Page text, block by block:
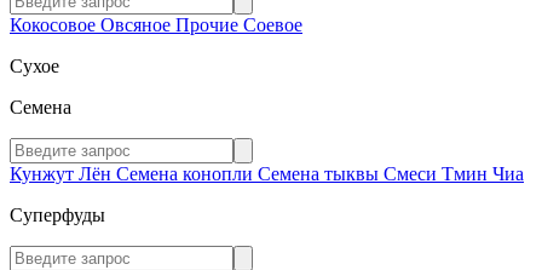
Кокосовое Овсяное Прочие Соевое
Сухое
Семена
Кунжут Лён Семена конопли Семена тыквы Смеси Тмин Чиа
Суперфуды